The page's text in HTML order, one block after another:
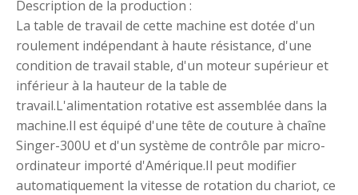
Description de la production :
La table de travail de cette machine est dotée d'un
roulement indépendant à haute résistance, d'une
condition de travail stable, d'un moteur supérieur et
inférieur à la hauteur de la table de
travail.L'alimentation rotative est assemblée dans la
machine.Il est équipé d'une tête de couture à chaîne
Singer-300U et d'un système de contrôle par micro-
ordinateur importé d'Amérique.Il peut modifier
automatiquement la vitesse de rotation du chariot, ce